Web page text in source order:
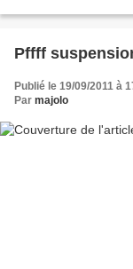
Pffff
Publié le 19/09/2011 à
Par majolo